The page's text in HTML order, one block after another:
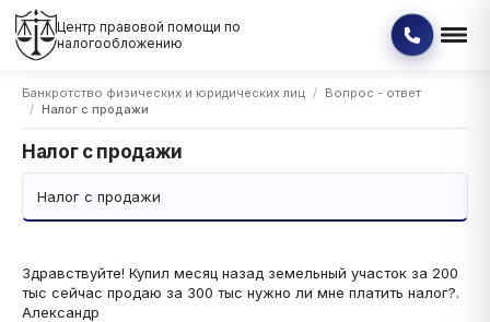
Центр правовой помощи по
налогообложению
Банкротство физических и юридических лиц
Вопрос - ответ
Налог с продажи
Налог с продажи
Налог с продажи
Здравствуйте! Купил месяц назад земельный участок за 200
тыс сейчас продаю за 300 тыс нужно ли мне платить налог?.
Александр